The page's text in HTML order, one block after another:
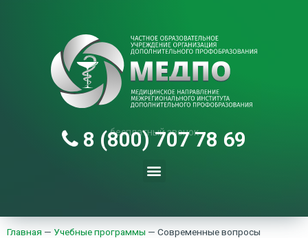
бесплатный звонок
8 (800) 707 78 69
Главная — Учебные программы — Современные вопросы